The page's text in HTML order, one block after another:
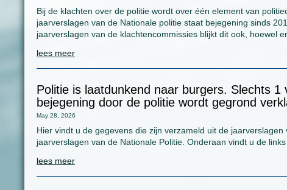
Bij de klachten over de politie wordt over één element van
jaarverslagen van de Nationale politie staat bejegening sinds
jaarverslagen van de klachtencommissies blijkt dit ook, hoewel
lees meer
Politie is laatdunkend naar burgers. Slechts
bejegening door de politie wordt gegrond
May 28, 2026
Hier vindt u de gegevens die zijn verzameld uit de
jaarverslagen van de Nationale Politie. Onderaan vindt u de
lees meer